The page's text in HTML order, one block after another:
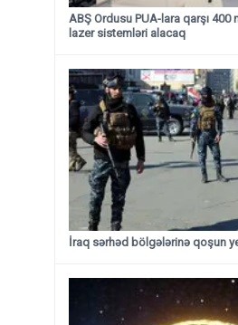
ABŞ Ordusu PUA-lara qarşı 400
lazer sistemləri alacaq
İraq sərhəd bölgələrinə qoşun